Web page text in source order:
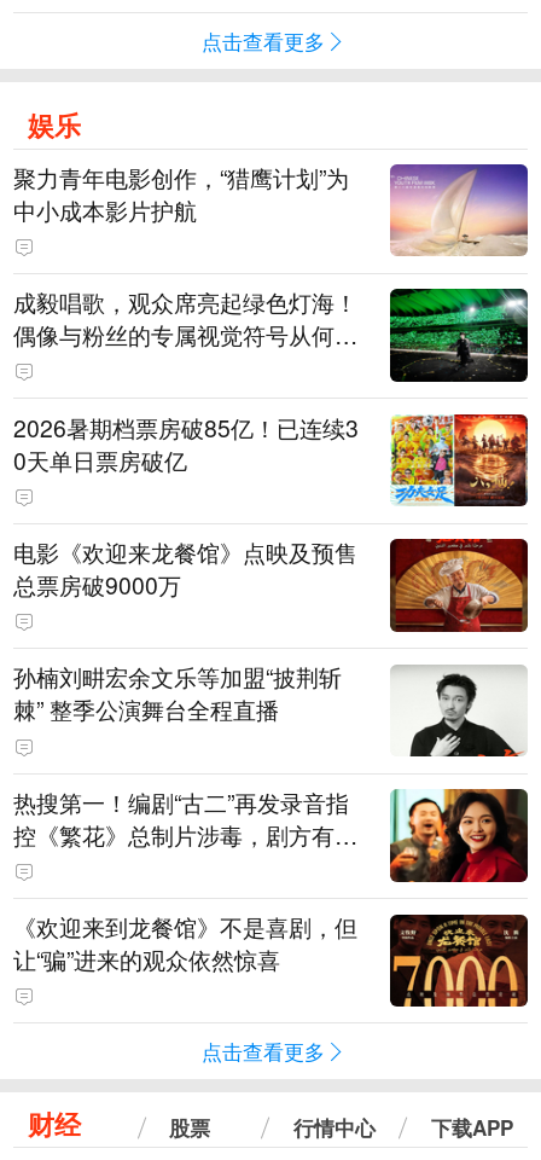
点击查看更多
娱乐
聚力青年电影创作，“猎鹰计划”为
中小成本影片护航
成毅唱歌，观众席亮起绿色灯海！
偶像与粉丝的专属视觉符号从何而
来
2026暑期档票房破85亿！已连续3
0天单日票房破亿
电影《欢迎来龙餐馆》点映及预售
总票房破9000万
孙楠刘畊宏余文乐等加盟“披荆斩
棘” 整季公演舞台全程直播
热搜第一！编剧“古二”再发录音指
控《繁花》总制片涉毒，剧方有税
务问题，录音中王家卫称“一点够
了，要不然又要出事”
《欢迎来到龙餐馆》不是喜剧，但
让“骗”进来的观众依然惊喜
点击查看更多
财经 股票 行情中心 下载APP